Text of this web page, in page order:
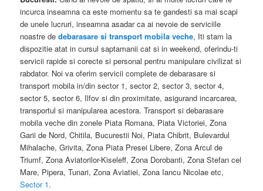
incurca inseamna ca este momentu sa te gandesti sa mai scapi
de unele lucruri, inseamna asadar ca ai nevoie de serviciile
noastre dedebarasare si transport mobila veche, Iti stam la
dispozitie atat in cursul saptamanii cat si in weekend, oferindu-ti
servicii rapide si corecte si personal pentru manipulare civilizat si
rabdator. Noi va oferim servicii complete de debarasare si
transport mobila in/din sector 1, sector 2, sector 3, sector 4,
sector 5, sector 6, Ilfov si din proximitate, asigurand incarcarea,
transportul si manipularea acestora. Transport si debarasare
mobila veche din zonele Piata Romana, Piata Victoriei, Zona
Garii de Nord, Chitila, Bucurestii Noi, Piata Chibrit, Bulevardul
Mihalache, Grivita, Zona Piata Presei Libere, Zona Arcul de
Triumf, Zona Aviatorilor-Kiseleff, Zona Dorobanti, Zona Stefan cel
Mare, Pipera, Tunari, Zona Aviatiei, Zona Iancu Nicolae etc,
Sector 1.